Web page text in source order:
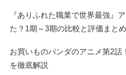
『ありふれた職業で世界最強』
た？1期～3期の比較と評価まとめ
お買いものパンダのアニメ第2話
を徹底解説